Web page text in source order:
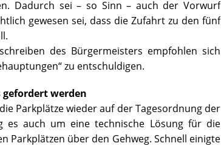
Dadurch sei – so Sinn – auch der Vorwurf
gewesen sei, dass die Zufahrt zu den fünf
des Bürgermeisters empfohlen sich
zu entschuldigen.
werden
Parkplätze wieder auf der Tagesordnung der
es auch um eine technische Lösung für die
Parkplätzen über den Gehweg. Schnell einigte